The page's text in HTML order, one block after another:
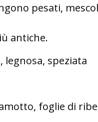
pesati,
antiche.
speziata
foglie di